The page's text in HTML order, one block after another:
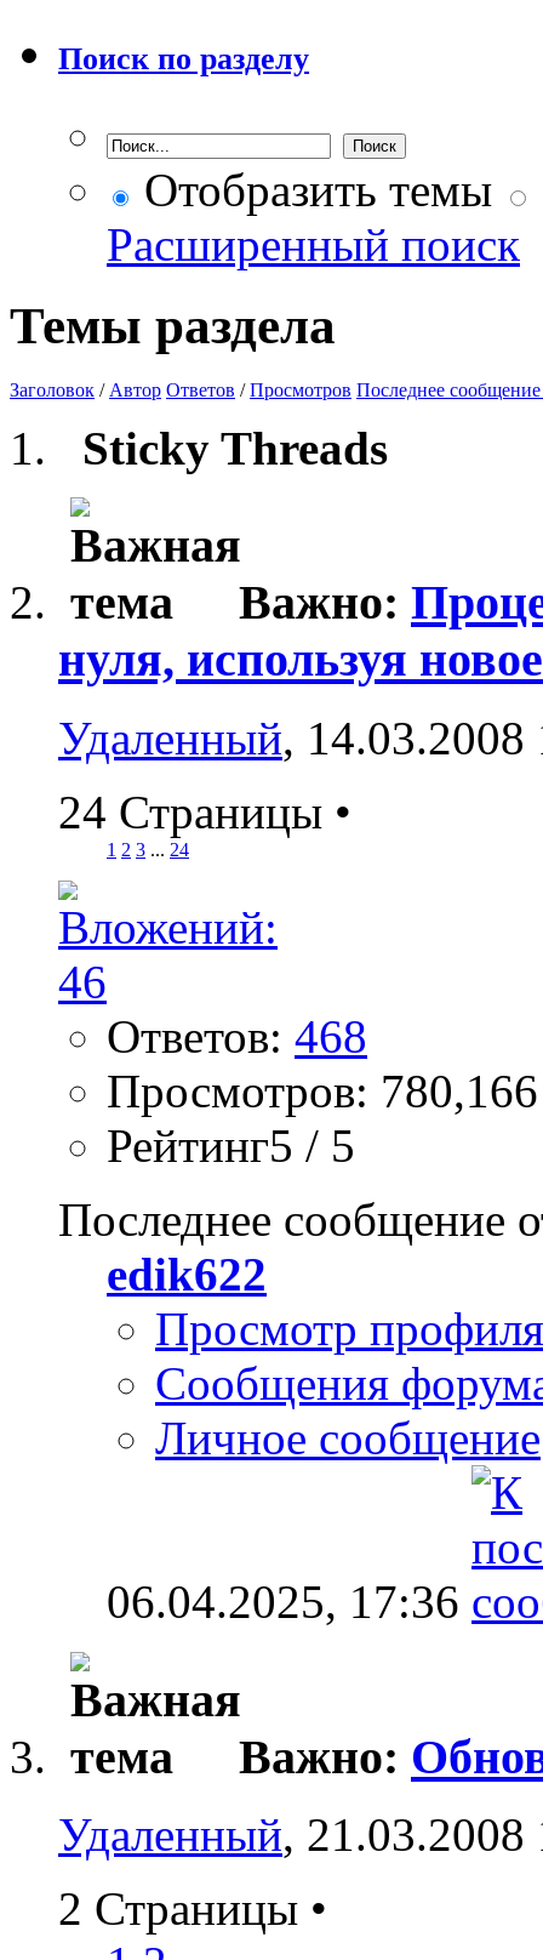
Поиск по разделу
Отобразить темы
Расширенный поиск
Темы раздела
Заголовок / Автор Ответов /Просмотров Последнее сообщение
Sticky Threads
Важно:
нуля, используя
Удаленный, 14.03.2008
24 Страницы •
1 2 3 ... 24
Ответов: 468
Просмотров: 780,166
Рейтинг5 / 5
Последнее сообщение
edik622
Просмотр профиля
Сообщения
Личное сообщение
06.04.2025, 17:36
Важно:
Удаленный, 21.03.2008
2 Страницы •